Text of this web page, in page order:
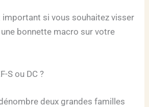
important si vous souhaitez visser
bonnette macro sur votre
S ou DC ?
deux grandes familles